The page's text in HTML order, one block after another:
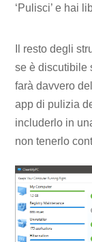
‘Pulisci’ e hai
Il resto degli
se è discutibile
farà davvero
app di pulizia
includerlo in
non tenerlo